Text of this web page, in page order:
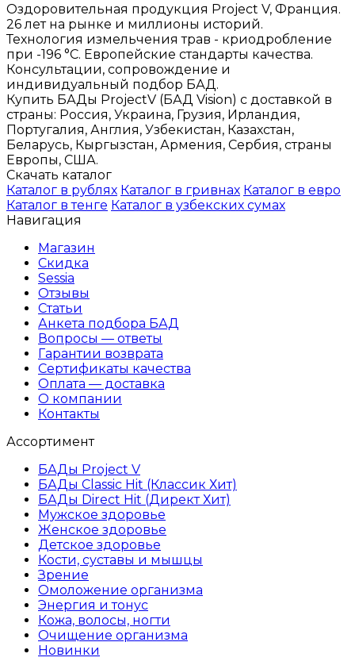
Оздоровительная продукция Project V, Франция.
26 лет на рынке и миллионы историй.
Технология измельчения трав - криодробление
при -196 °C. Европейские стандарты качества.
Консультации, сопровождение и
индивидуальный подбор БАД.
Купить БАДы ProjectV (БАД Vision) с доставкой в
страны: Россия, Украина, Грузия, Ирландия,
Португалия, Англия, Узбекистан, Казахстан,
Беларусь, Кыргызстан, Армения, Сербия, страны
Европы, США.
Скачать каталог
Каталог в рублях Каталог в гривнах Каталог в евро
Каталог в тенге Каталог в узбекских сумах
Навигация
Магазин
Скидка
Sessia
Отзывы
Статьи
Анкета подбора БАД
Вопросы — ответы
Гарантии возврата
Сертификаты качества
Оплата — доставка
О компании
Контакты
Ассортимент
БАДы Project V
БАДы Classic Hit (Классик Хит)
БАДы Direct Hit (Директ Хит)
Мужское здоровье
Женское здоровье
Детское здоровье
Кости, суставы и мышцы
Зрение
Омоложение организма
Энергия и тонус
Кожа, волосы, ногти
Очищение организма
Новинки